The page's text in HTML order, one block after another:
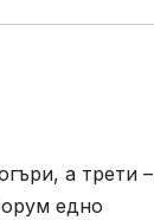
а трети –
едно